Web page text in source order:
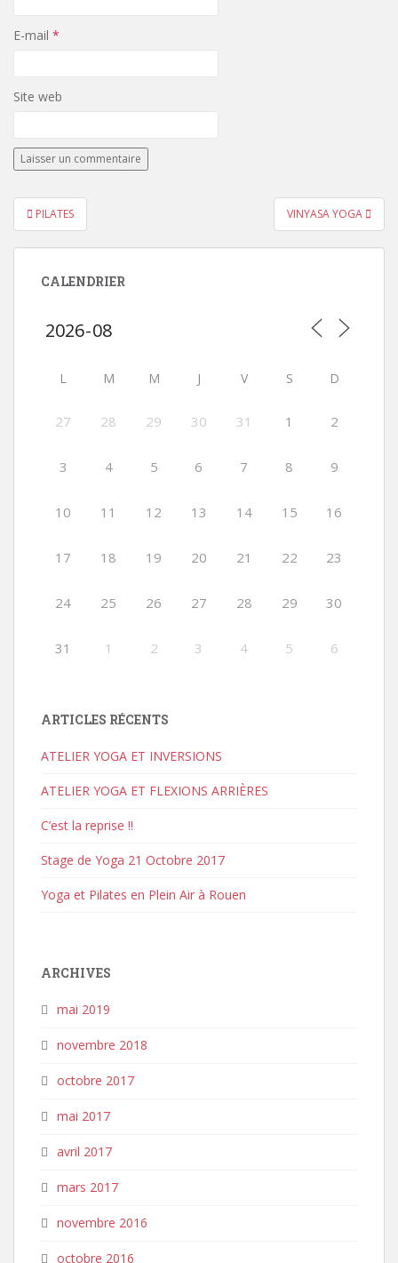
E-mail *
Site web
Navigation
de
l’article
PILATES VINYASA YOGA
CALENDRIER
L M M J V S D
27 28 29 30 31 1 2
3 4 5 6 7 8 9
10 11 12 13 14 15 16
17 18 19 20 21 22 23
24 25 26 27 28 29 30
31 1 2 3 4 5 6
ARTICLES RÉCENTS
ATELIER YOGA ET INVERSIONS
ATELIER YOGA ET FLEXIONS ARRIÈRES
C’est la reprise !!
Stage de Yoga 21 Octobre 2017
Yoga et Pilates en Plein Air à Rouen
ARCHIVES
mai 2019
novembre 2018
octobre 2017
mai 2017
avril 2017
mars 2017
novembre 2016
octobre 2016